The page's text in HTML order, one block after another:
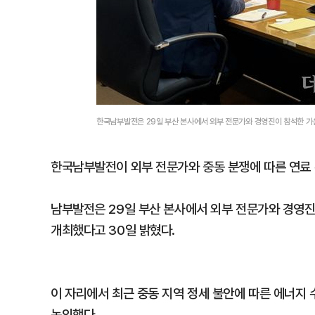
한국남부발전은 29일 부산 본사에서 외부 전문가와 경영진이 참석한
한국남부발전이 외부 전문가와 중동 분쟁에 따른 연
남부발전은 29일 부산 본사에서 외부 전문가와 경
개최했다고 30일 밝혔다.
이 자리에서 최근 중동 지역 정세 불안에 따른 에너